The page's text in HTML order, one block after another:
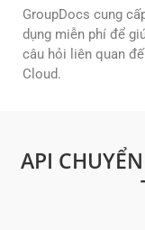
GroupDocs cung
dụng miễn phí để
câu hỏi liên quan
Cloud.
API